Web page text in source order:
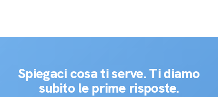
Spiegaci cosa ti serve. Ti diamo
subito le prime risposte.